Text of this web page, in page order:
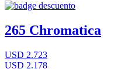
265 Chromatica
USD 2.723
USD 2.178